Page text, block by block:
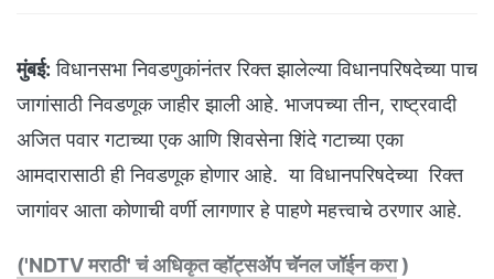
मुंबई: विधानसभा निवडणुकांनंतर रिक्त झालेल्या विधानपरिषदेच्या पाच
जागांसाठी निवडणूक जाहीर झाली आहे. भाजपच्या तीन, राष्ट्रवादी
अजित पवार गटाच्या एक आणि शिवसेना शिंदे गटाच्या एका
आमदारासाठी ही निवडणूक होणार आहे. या विधानपरिषदेच्या रिक्त
जागांवर आता कोणाची वर्णी लागणार हे पाहणे महत्त्वाचे ठरणार आहे.
('NDTV मराठी' चं अधिकृत व्हॉट्सअ‍ॅप चॅनल जॉईन करा)